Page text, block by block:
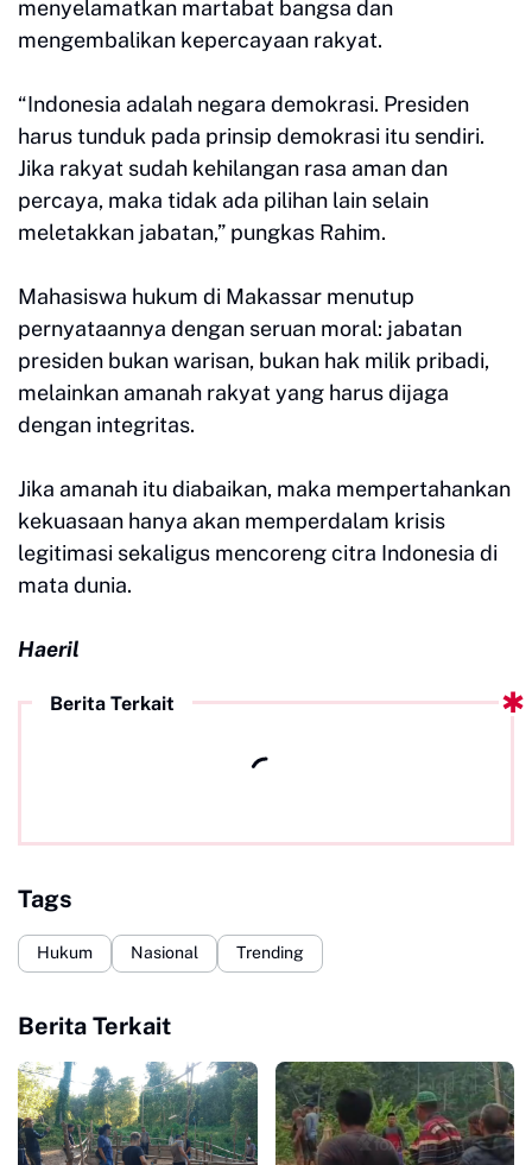
menyelamatkan martabat bangsa dan
mengembalikan kepercayaan rakyat.
“Indonesia adalah negara demokrasi. Presiden
harus tunduk pada prinsip demokrasi itu sendiri.
Jika rakyat sudah kehilangan rasa aman dan
percaya, maka tidak ada pilihan lain selain
meletakkan jabatan,” pungkas Rahim.
Mahasiswa hukum di Makassar menutup
pernyataannya dengan seruan moral: jabatan
presiden bukan warisan, bukan hak milik pribadi,
melainkan amanah rakyat yang harus dijaga
dengan integritas.
Jika amanah itu diabaikan, maka mempertahankan
kekuasaan hanya akan memperdalam krisis
legitimasi sekaligus mencoreng citra Indonesia di
mata dunia.
Haeril
Berita Terkait
Tags
Hukum Nasional Trending
Berita Terkait